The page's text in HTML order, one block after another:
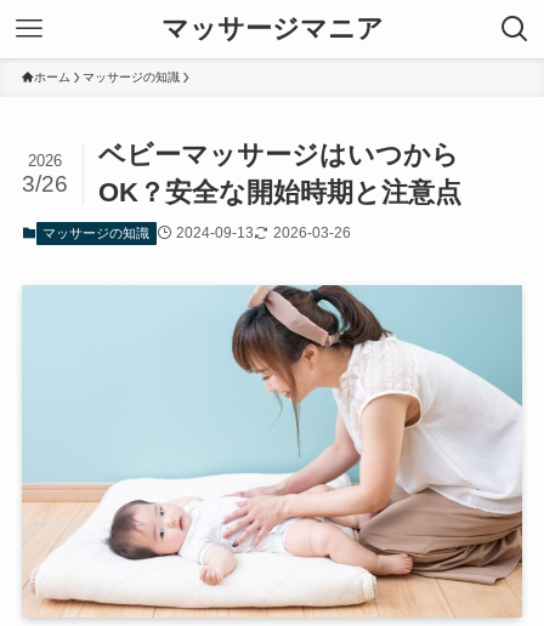
マッサージマニア
ホーム マッサージの知識
ベビーマッサージはいつから
OK？安全な開始時期と注意点
2026
3/26
マッサージの知識 2024-09-13 2026-03-26